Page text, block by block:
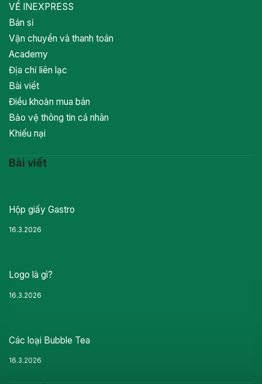
VỀ INEXPRESS
Bán sỉ
Vận chuyển và thanh toán
Academy
Địa chỉ liên lạc
Bài viết
Điều khoản mua bán
Bảo vệ thông tin cá nhân
Khiếu nại
Bài viết
Hộp giấy Gastro
16.3.2026
Logo là gì?
16.3.2026
Các loại Bubble Tea
16.3.2026